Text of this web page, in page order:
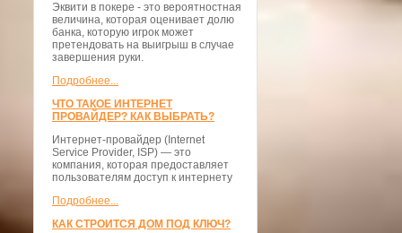
Эквити в покере - это вероятностная
величина, которая оценивает долю
банка, которую игрок может
претендовать на выигрыш в случае
завершения руки.
Подробнее...
ЧТО ТАКОЕ ИНТЕРНЕТ
ПРОВАЙДЕР? КАК ВЫБРАТЬ?
Интернет-провайдер (Internet
Service Provider, ISP) — это
компания, которая предоставляет
пользователям доступ к интернету
Подробнее...
КАК СТРОИТСЯ ДОМ ПОД КЛЮЧ?